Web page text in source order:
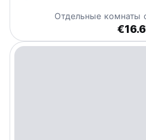
Отдельные комнаты